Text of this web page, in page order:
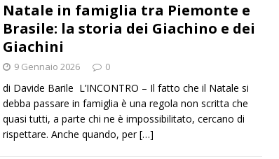
falso, peculato e detenzione illecita di armi
CRONACA
Macrino d’Alba, l’inedito Cristo benedicente dei Musei Vaticani
I turisti ad agosto riempiono Alba, ma per molti le vacanze
ALBA
La serata delle stelle con il Rotary club Alba
Natale in famiglia tra Piemonte e
Brasile: la storia dei Giachino e dei
Giachini
9 Gennaio 2026 0
di Davide Barile L’INCONTRO – Il fatto che il Natale si
debba passare in famiglia è una regola non scritta che
quasi tutti, a parte chi ne è impossibilitato, cercano di
rispettare. Anche quando, per[…]